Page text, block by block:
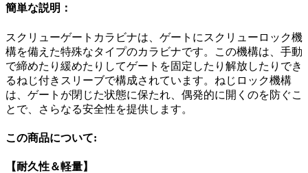
簡単な説明：
スクリューゲートカラビナは、ゲートにスクリューロック機
構を備えた特殊なタイプのカラビナです。この機構は、手動
で締めたり緩めたりしてゲートを固定したり解放したりでき
るねじ付きスリーブで構成されています。ねじロック機構
は、ゲートが閉じた状態に保たれ、偶発的に開くのを防ぐこ
とで、さらなる安全性を提供します。
この商品について:
【耐久性＆軽量】